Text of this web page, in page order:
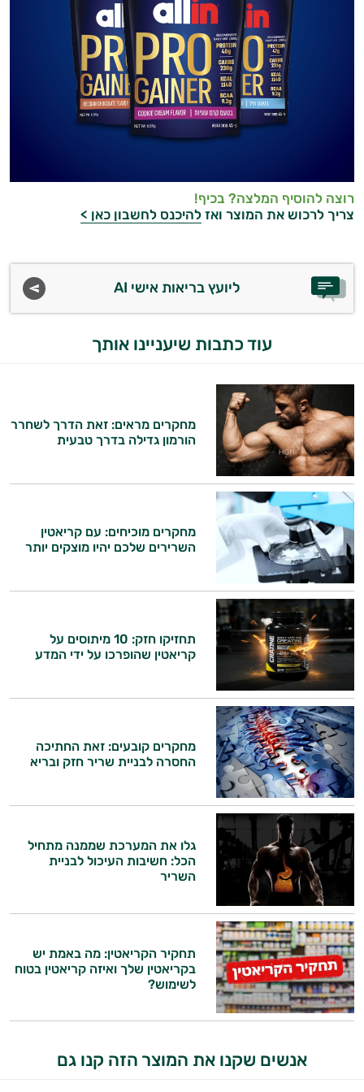
רוצה להוסיף המלצה? בכיף!
צריך לרכוש את המוצר ואז להיכנס לחשבון כאן >
ליועץ בריאות אישי AI
עוד כתבות שיעניינו אותך
מחקרים מראים: זאת הדרך לשחרר
הורמון גדילה בדרך טבעית
מחקרים מוכיחים: עם קריאטין
השרירים שלכם יהיו מוצקים יותר
תחזיקו חזק: 10 מיתוסים על
קריאטין שהופרכו על ידי המדע
מחקרים קובעים: זאת החתיכה
החסרה לבניית שריר חזק ובריא
גלו את המערכת שממנה מתחיל
הכל: חשיבות העיכול לבניית
השריר
תחקיר הקריאטין: מה באמת יש
בקריאטין שלך ואיזה קריאטין בטוח
לשימוש?
אנשים שקנו את המוצר הזה קנו גם
היי,
אני יועץ הבריאות האישי AI של טבע בריא.
התשובות שלי מבוססות על מאגרי מידע קליניים
וספרות מקצועית בתחומי הרפואה הטבעית
ותזונת הספורט.
אני כאן כדי לעזור לך להתאים את תוספי
התזונה ומוצרי הבריאות המדויקים למטרות
ולמצב הגופני שלך, ולהסביר לך אילו רכיבים
עובדים יחד כדי למקסם תוצאות גם בחיי היום
יום וגם בתחום הכושר והספורט.
המטרה שלי היא להתאים עבורך המלצות
אישיות מבוססות מדעית.
זה הזמן להתחיל. איך אוכל לעזור?